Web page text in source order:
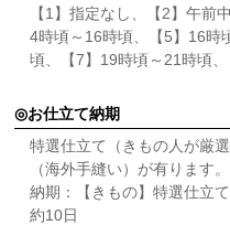
【1】指定なし、【2】午前
4時頃～16時頃、【5】16時
頃、【7】19時頃～21時頃
お仕立て納期
特選仕立て（きもの人が厳
（海外手縫い）が有ります。
納期：【きもの】特選仕立
約10日